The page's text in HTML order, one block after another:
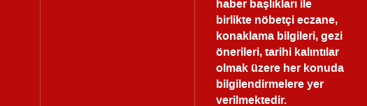
haberbaşlıkları ile
birlikte nöbetçi eczane,
konaklama bilgileri, gezi
önerileri, tarihi kalıntılar
olmak üzere her konuda
bilgilendirmelere yer
verilmektedir.